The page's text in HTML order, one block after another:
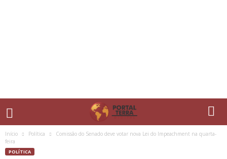
Início Política
Comissão do Senado deve votar nova Lei do Impeachment na quarta-
feira
POLÍTICA